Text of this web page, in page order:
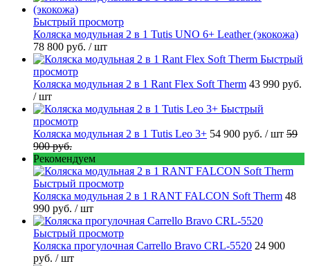
Быстрый просмотр
Коляска модульная 2 в 1 Tutis UNO 6+ Leather (экокожа)
78 800 руб. / шт
Быстрый
просмотр
Коляска модульная 2 в 1 Rant Flex Soft Therm 43 990 руб.
/ шт
Быстрый
просмотр
Коляска модульная 2 в 1 Tutis Leo 3+ 54 900 руб. / шт 59
900 руб.
Рекомендуем
Быстрый просмотр
Коляска модульная 2 в 1 RANT FALCON Soft Therm 48
990 руб. / шт
Быстрый просмотр
Коляска прогулочная Carrello Bravo CRL-5520 24 900
руб. / шт